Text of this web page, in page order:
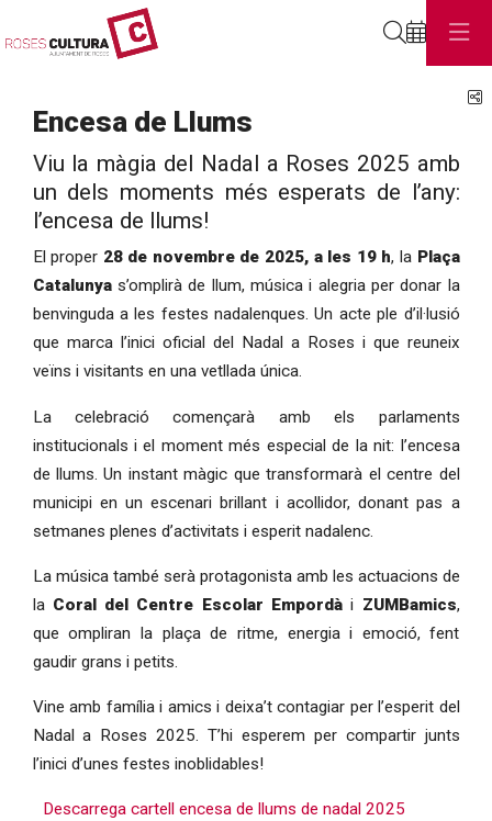
Encesa de Llums
Viu la màgia del Nadal a Roses 2025 amb
un dels moments més esperats de l’any:
l’encesa de llums!
El proper 28 de novembre de 2025, a les 19 h, la Plaça
Catalunyas’omplirà de llum, música i alegria per donar la
benvinguda a les festes nadalenques. Un acte ple d’il·lusió
que marca l’inici oficial del Nadal a Roses i que reuneix
veïns i visitants en una vetllada única.
La celebració començarà amb els parlaments
institucionals i el moment més especial de la nit: l’encesa
de llums. Un instant màgic que transformarà el centre del
municipi en un escenari brillant i acollidor, donant pas a
setmanes plenes d’activitats i esperit nadalenc.
La música també serà protagonista amb les actuacions de
la Coral del Centre Escolar Empordài ZUMBamics,
que ompliran la plaça de ritme, energia i emoció, fent
gaudir grans i petits.
Vine amb família i amics i deixa’t contagiar per l’esperit del
Nadal a Roses 2025. T’hi esperem per compartir junts
l’inici d’unes festes inoblidables!
Descarrega cartell encesa de llums de nadal 2025